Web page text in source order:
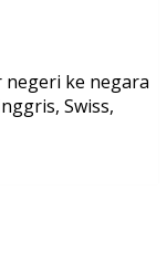
negeri ke negara
Swiss,